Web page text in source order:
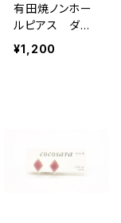
有田焼ノンホー
ルピアス ダイ
ヤ（グリーン）
¥1,200